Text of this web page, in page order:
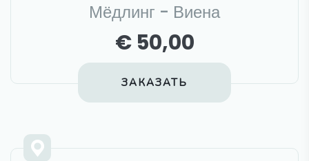
Мёдлинг - Виена
€ 50,00
ЗАКАЗАТЬ